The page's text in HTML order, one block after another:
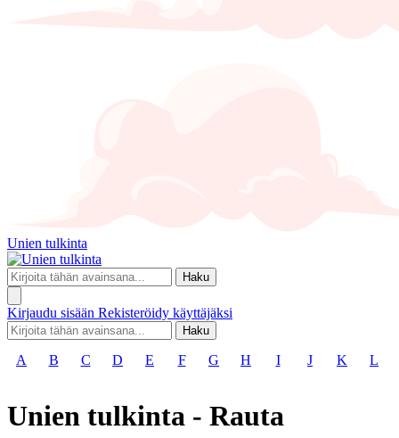
Unien tulkinta
Haku
Kirjaudu sisään Rekisteröidy käyttäjäksi
Haku
A B C D E F G H I J K L
Unien tulkinta - Rauta